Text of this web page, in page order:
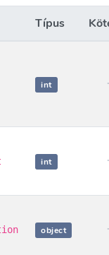
Típus
int
int
object